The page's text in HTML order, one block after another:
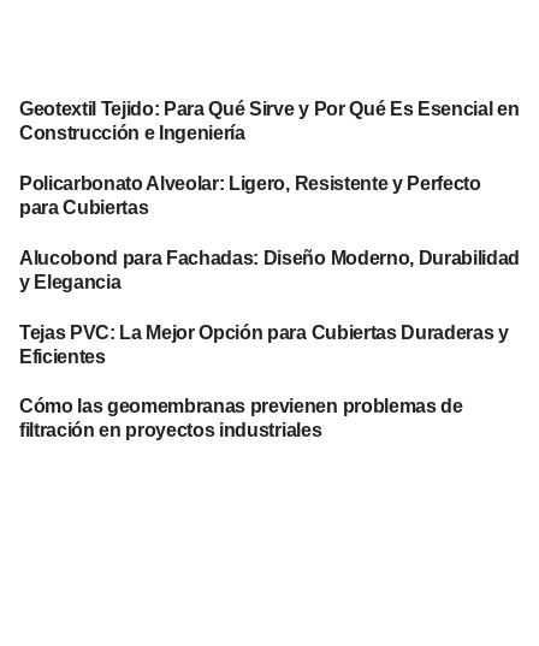
Geotextil Tejido: Para Qué Sirve y Por Qué Es Esencial en
Construcción e Ingeniería
Policarbonato Alveolar: Ligero, Resistente y Perfecto
para Cubiertas
Alucobond para Fachadas: Diseño Moderno, Durabilidad
y Elegancia
Tejas PVC: La Mejor Opción para Cubiertas Duraderas y
Eficientes
Cómo las geomembranas previenen problemas de
filtración en proyectos industriales